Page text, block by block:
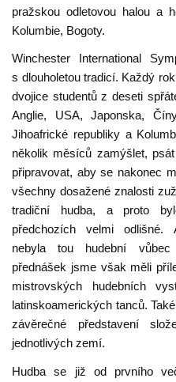
pražskou odletovou halou a
Kolumbie, Bogoty.
Winchester International
s dlouholetou tradicí. Každý
dvojice studentů z deseti
Anglie, USA, Japonska,
Jihoafrické republiky a
několik měsíců zamýšlet,
připravovat, aby se nakonec
všechny dosažené znalosti
tradiční hudba, a proto
předchozích velmi odlišné.
nebyla tou hudební vůbec
přednášek jsme však měli
mistrovských hudebních
latinskoamerických tanců.
závěrečné představení
jednotlivých zemí.
Hudba se již od prvního